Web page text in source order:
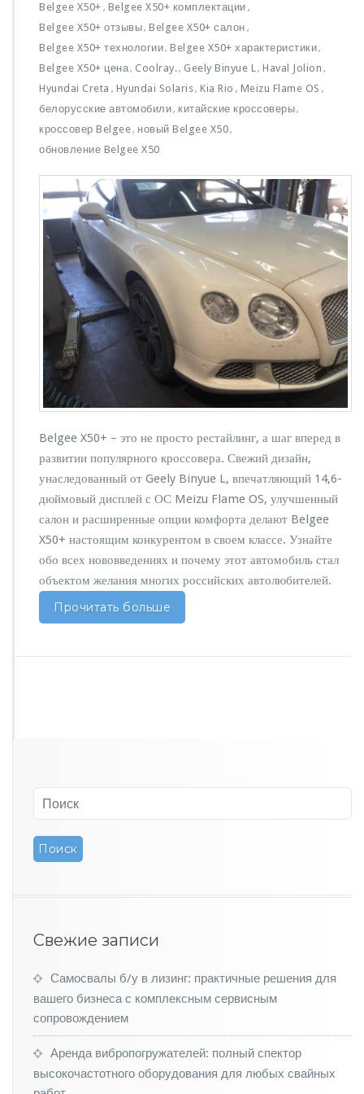
п
и
с
и
e
e
X
5
Э
в
л
и
я
в
Д
т
а
л
х
–
В
а
Н
й
м
а
н
о
и
й
Belgee X50+ , Belgee X50+ комплектации ,
Belgee X50+ отзывы, Belgee X50+ салон ,
Belgee X50+ технологии, Belgee X50+ характеристики,
Belgee X50+ цена, Coolray., Geely Binyue L, Haval Jolion ,
Hyundai Creta , Hyundai Solaris, Kia Rio , Meizu Flame OS ,
белорусские автомобили, китайские кроссоверы,
кроссовер Belgee, новый Belgee X50,
обновление Belgee X50
Belgee X50+ – это не просто рестайлинг, а шаг вперед в
развитии популярного кроссовера. Свежий дизайн,
унаследованный от Geely Binyue L, впечатляющий 14,6-
дюймовый дисплей с ОС Meizu Flame OS, улучшенный
салон и расширенные опции комфорта делают Belgee
X50+ настоящим конкурентом в своем классе. Узнайте
обо всех нововведениях и почему этот автомобиль стал
объектом желания многих российских автолюбителей.
Прочитать больше
Свежие записи
Самосвалы б/у в лизинг: практичные решения для
вашего бизнеса с комплексным сервисным
сопровождением
Аренда вибропогружателей: полный спектор
высокочастотного оборудования для любых свайных